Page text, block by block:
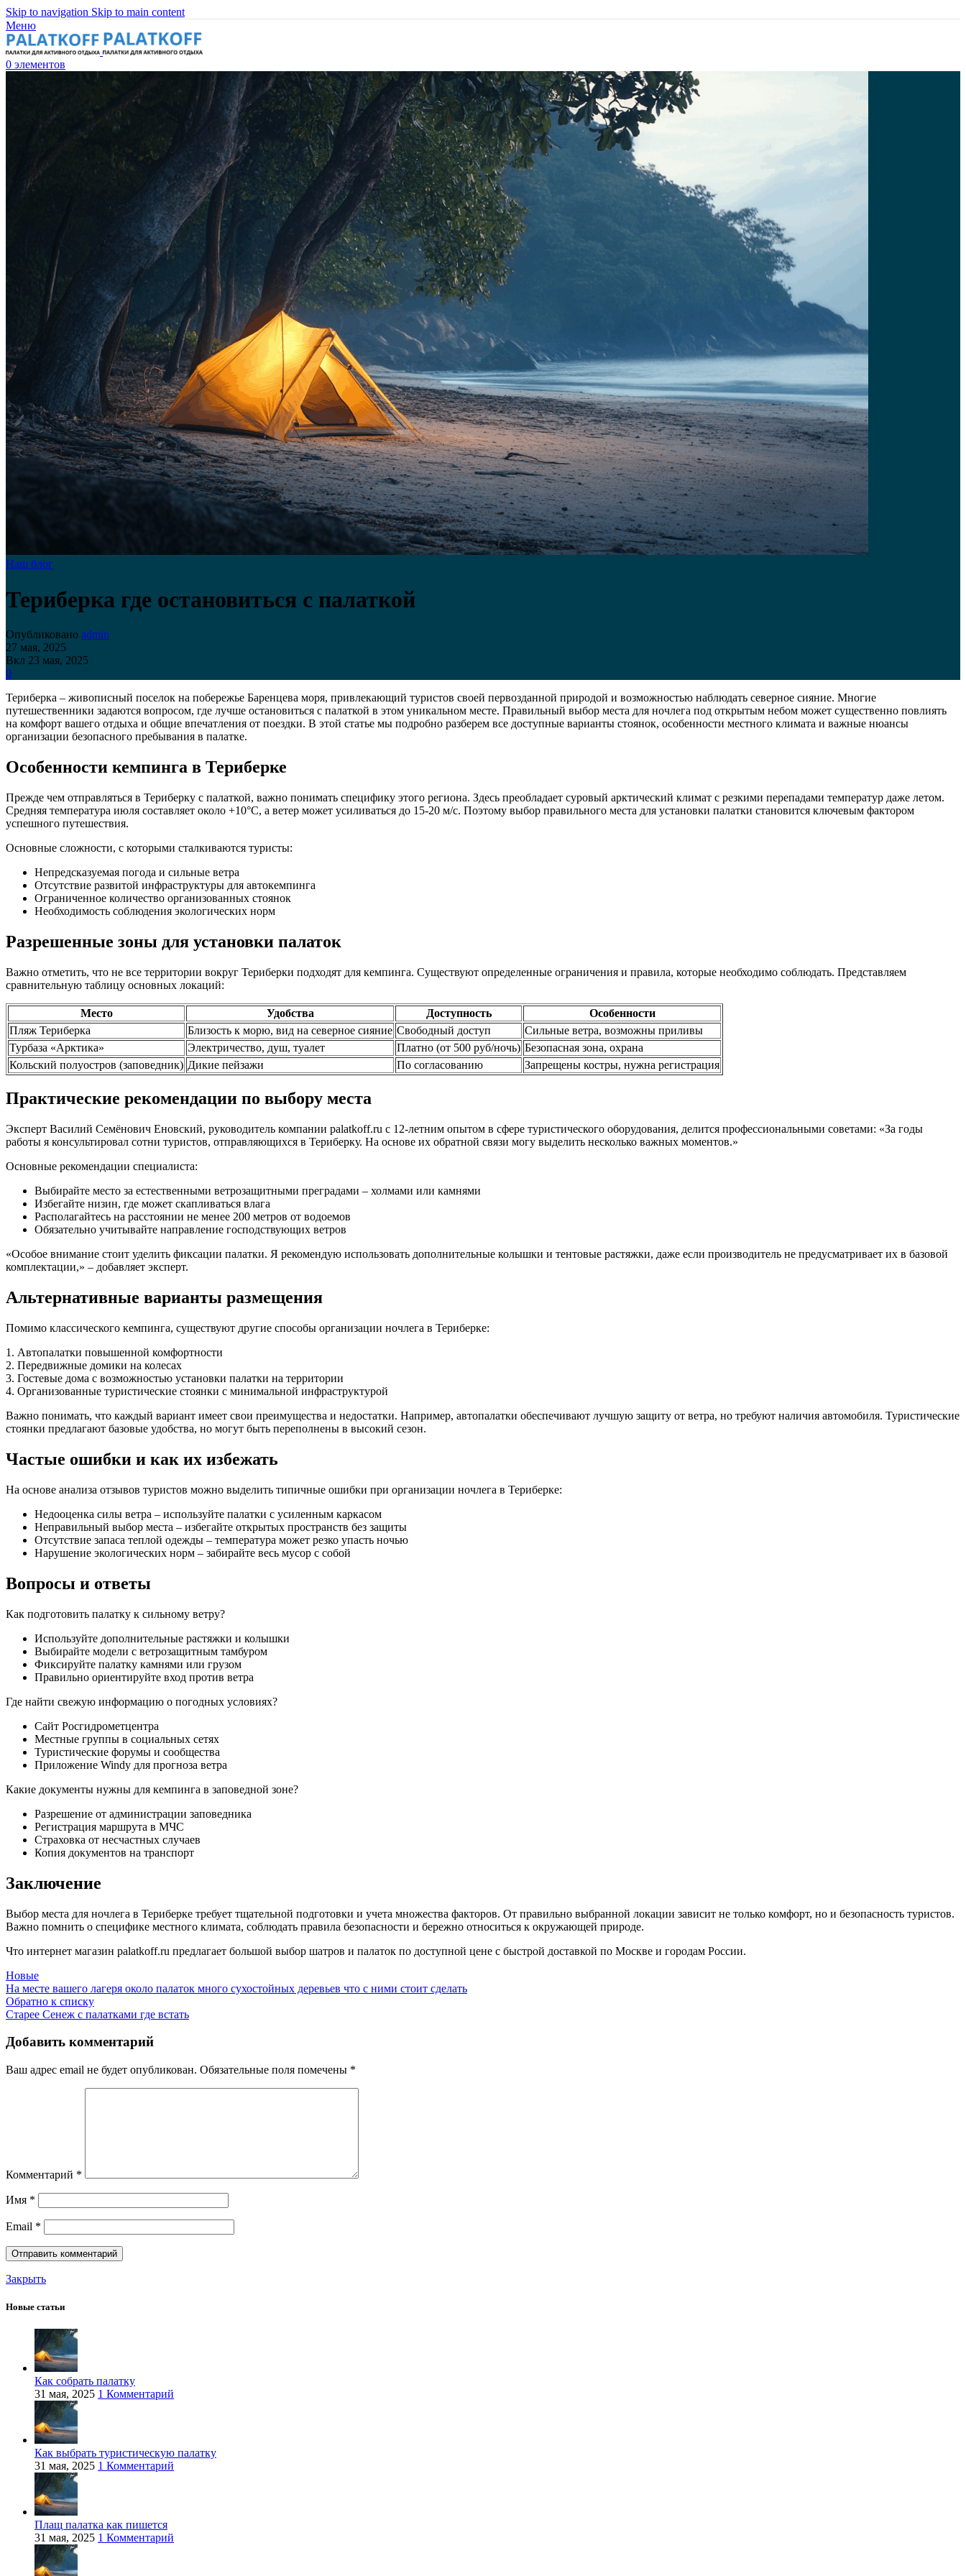
Skip to navigation Skip to main content
Меню
0 элементов
Наш блог
Териберка где остановиться с палаткой
Опубликовано admin
27 мая, 2025
Вкл 23 мая, 2025
0
Териберка – живописный поселок на побережье Баренцева моря, привлекающий туристов своей первозданной природой и возможностью наблюдать северное сияние. Многие
путешественники задаются вопросом, где лучше остановиться с палаткой в этом уникальном месте. Правильный выбор места для ночлега под открытым небом может существенно повлиять
на комфорт вашего отдыха и общие впечатления от поездки. В этой статье мы подробно разберем все доступные варианты стоянок, особенности местного климата и важные нюансы
организации безопасного пребывания в палатке.
Особенности кемпинга в Териберке
Прежде чем отправляться в Териберку с палаткой, важно понимать специфику этого региона. Здесь преобладает суровый арктический климат с резкими перепадами температур даже летом.
Средняя температура июля составляет около +10°C, а ветер может усиливаться до 15-20 м/с. Поэтому выбор правильного места для установки палатки становится ключевым фактором
успешного путешествия.
Основные сложности, с которыми сталкиваются туристы:
Непредсказуемая погода и сильные ветра
Отсутствие развитой инфраструктуры для автокемпинга
Ограниченное количество организованных стоянок
Необходимость соблюдения экологических норм
Разрешенные зоны для установки палаток
Важно отметить, что не все территории вокруг Териберки подходят для кемпинга. Существуют определенные ограничения и правила, которые необходимо соблюдать. Представляем
сравнительную таблицу основных локаций:
Место Удобства Доступность
Особенности
Пляж Териберка
Близость к морю, вид на северное сияние Свободный доступ
Сильные ветра, возможны приливы
Турбаза «Арктика»
Электричество, душ, туалет Платно (от 500 руб/ночь) Безопасная зона, охрана
Кольский полуостров (заповедник) Дикие пейзажи По согласованию Запрещены костры, нужна регистрация
Практические рекомендации по выбору места
Эксперт Василий Семёнович Еновский, руководитель компании palatkoff.ru с 12-летним опытом в сфере туристического оборудования, делится профессиональными советами: «За годы
работы я консультировал сотни туристов, отправляющихся в Териберку. На основе их обратной связи могу выделить несколько важных моментов.»
Основные рекомендации специалиста:
Выбирайте место за естественными ветрозащитными преградами – холмами или камнями
Избегайте низин, где может скапливаться влага
Располагайтесь на расстоянии не менее 200 метров от водоемов
Обязательно учитывайте направление господствующих ветров
«Особое внимание стоит уделить фиксации палатки. Я рекомендую использовать дополнительные колышки и тентовые растяжки, даже если производитель не предусматривает их в базовой
комплектации,» – добавляет эксперт.
Альтернативные варианты размещения
Помимо классического кемпинга, существуют другие способы организации ночлега в Териберке:
1. Автопалатки повышенной комфортности
2. Передвижные домики на колесах
3. Гостевые дома с возможностью установки палатки на территории
4. Организованные туристические стоянки с минимальной инфраструктурой
Важно понимать, что каждый вариант имеет свои преимущества и недостатки. Например, автопалатки обеспечивают лучшую защиту от ветра, но требуют наличия автомобиля. Туристические
стоянки предлагают базовые удобства, но могут быть переполнены в высокий сезон.
Частые ошибки и как их избежать
На основе анализа отзывов туристов можно выделить типичные ошибки при организации ночлега в Териберке:
Недооценка силы ветра – используйте палатки с усиленным каркасом
Неправильный выбор места – избегайте открытых пространств без защиты
Отсутствие запаса теплой одежды – температура может резко упасть ночью
Нарушение экологических норм – забирайте весь мусор с собой
Вопросы и ответы
Как подготовить палатку к сильному ветру?
Используйте дополнительные растяжки и колышки
Выбирайте модели с ветрозащитным тамбуром
Фиксируйте палатку камнями или грузом
Правильно ориентируйте вход против ветра
Где найти свежую информацию о погодных условиях?
Сайт Росгидрометцентра
Местные группы в социальных сетях
Туристические форумы и сообщества
Приложение Windy для прогноза ветра
Какие документы нужны для кемпинга в заповедной зоне?
Разрешение от администрации заповедника
Регистрация маршрута в МЧС
Страховка от несчастных случаев
Копия документов на транспорт
Заключение
Выбор места для ночлега в Териберке требует тщательной подготовки и учета множества факторов. От правильно выбранной локации зависит не только комфорт, но и безопасность туристов.
Важно помнить о специфике местного климата, соблюдать правила безопасности и бережно относиться к окружающей природе.
Что интернет магазин palatkoff.ru предлагает большой выбор шатров и палаток по доступной цене с быстрой доставкой по Москве и городам России.
Новые
На месте вашего лагеря около палаток много сухостойных деревьев что с ними стоит сделать
Обратно к списку
Старее Сенеж с палатками где встать
Добавить комментарий
Ваш адрес email не будет опубликован. Обязательные поля помечены *
Комментарий *
Имя *
Email *
Закрыть
Новые статьи
Как собрать палатку
31 мая, 2025 1 Комментарий
Как выбрать туристическую палатку
31 мая, 2025 1 Комментарий
Плащ палатка как пишется
31 мая, 2025 1 Комментарий